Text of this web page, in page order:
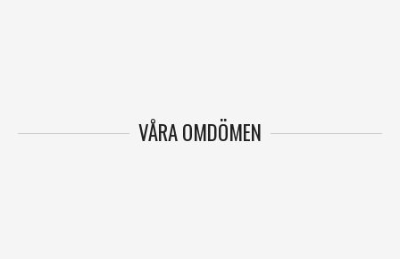
VÅRA OMDÖMEN